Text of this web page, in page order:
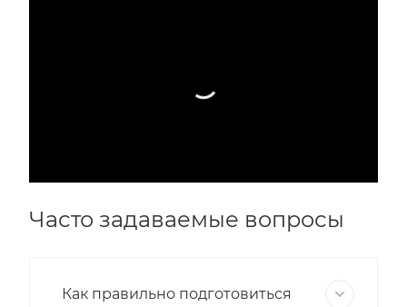
Часто задаваемые вопросы
Как правильно подготовиться